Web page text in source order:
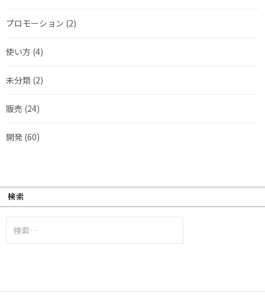
プロモーション (2)
使い方 (4)
未分類 (2)
販売 (24)
開発 (60)
検索
索: